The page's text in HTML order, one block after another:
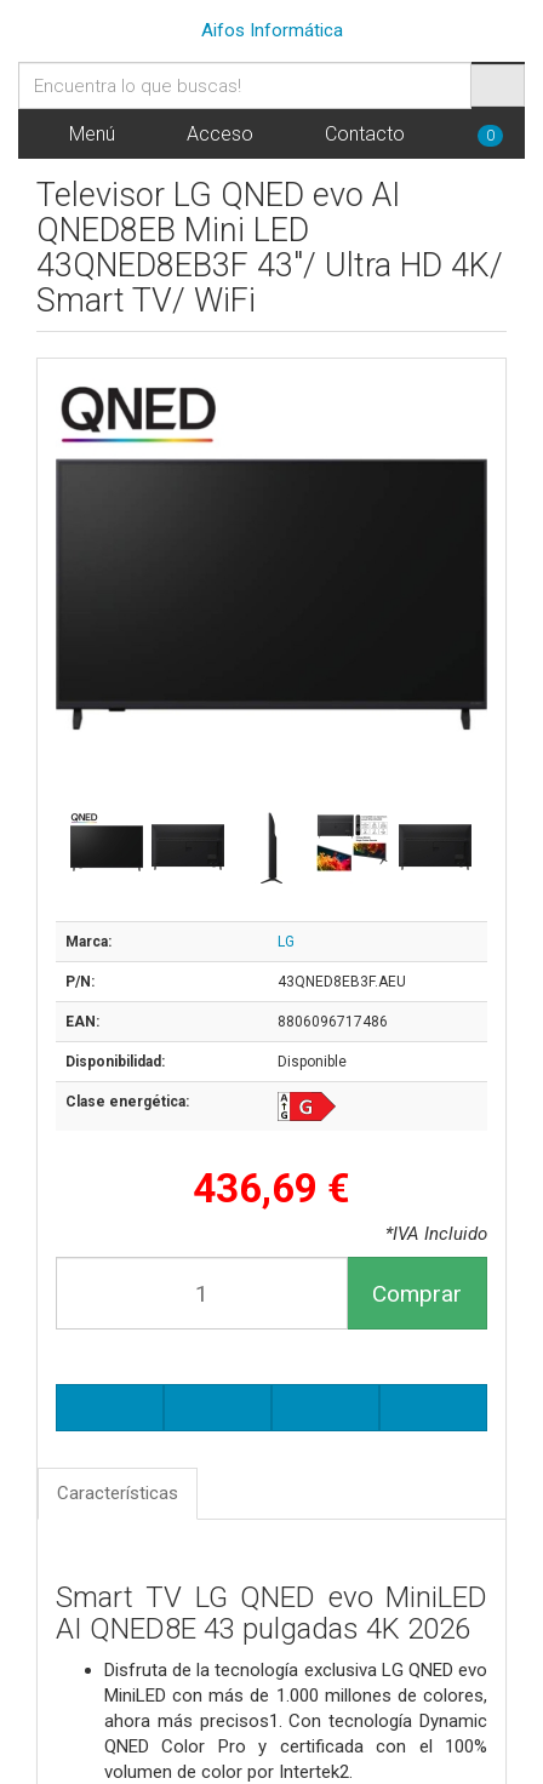
Aifos Informática
Menú Acceso Contacto 0
Televisor LG QNED evo AI
QNED8EB Mini LED
43QNED8EB3F 43"/ Ultra HD 4K/
Smart TV/ WiFi
Marca: LG
P/N: 43QNED8EB3F.AEU
EAN: 8806096717486
Disponibilidad: Disponible
Clase energética:
436,69 €
*IVA Incluido
Comprar
Características
Smart TV LG QNED evo MiniLED
AI QNED8E 43 pulgadas 4K 2026
Disfruta de la tecnología exclusiva LG QNED evo
MiniLED con más de 1.000 millones de colores,
ahora más precisos1. Con tecnología Dynamic
QNED Color Pro y certificada con el 100%
volumen de color por Intertek2.